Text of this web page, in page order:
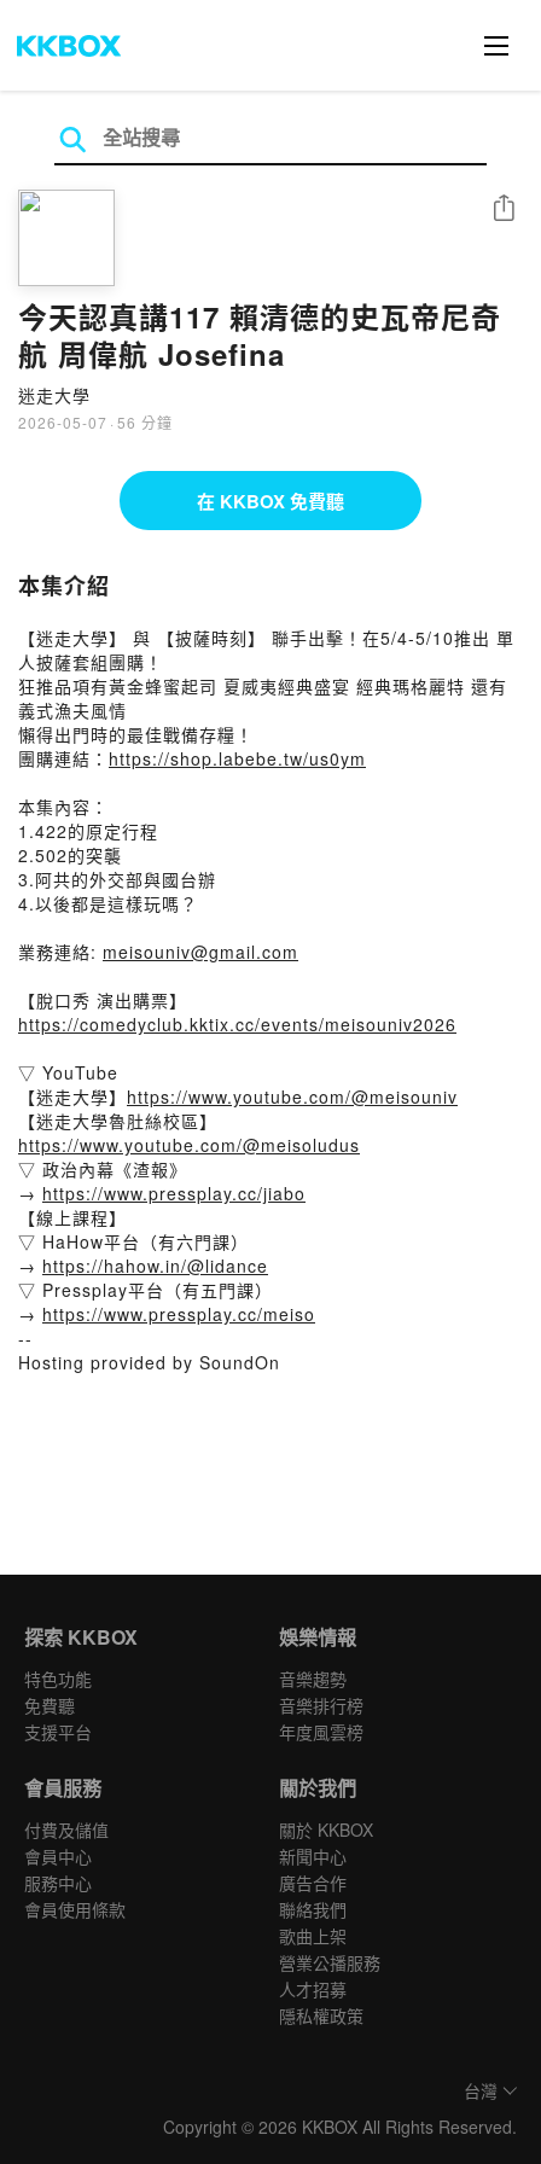
今天認真講117 賴清德的史瓦帝尼奇
航 周偉航 Josefina
迷走大學
2026-05-07 · 56 分鐘
分享
在 KKBOX 免費聽
本集介紹
【迷走大學】 與 【披薩時刻】 聯手出擊！在5/4-5/10推出 單
人披薩套組團購！
狂推品項有黃金蜂蜜起司 夏威夷經典盛宴 經典瑪格麗特 還有
義式漁夫風情
懶得出門時的最佳戰備存糧！
團購連結： https://shop.labebe.tw/us0ym
本集內容：
1.422的原定行程
2.502的突襲
3.阿共的外交部與國台辦
4.以後都是這樣玩嗎？
業務連絡: meisouniv@gmail.com
【脫口秀 演出購票】
https://comedyclub.kktix.cc/events/meisouniv2026
▽ YouTube
【迷走大學】 https://www.youtube.com/@meisouniv
【迷走大學魯肚絲校區】
https://www.youtube.com/@meisoludus
▽ 政治內幕《渣報》
→ https://www.pressplay.cc/jiabo
【線​上課程】
▽ HaHow平台（有六門課）
→ https://hahow.in/@lidance
▽ Pressplay平台（有五門課）
→ https://www.pressplay.cc/meiso
--
Hosting provided by SoundOn
探索 KKBOX
特色功能
免費聽
支援平台
娛樂情報
音樂趨勢
音樂排行榜
年度風雲榜
會員服務
付費及儲值
會員中心
服務中心
會員使用條款
關於我們
關於 KKBOX
新聞中心
廣告合作
聯絡我們
歌曲上架
營業公播服務
人才招募
隱私權政策
台灣
Copyright © 2026 KKBOX All Rights Reserved.